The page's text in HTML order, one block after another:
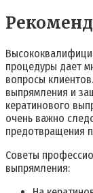
процедуры дает
вопросы
выпрямления и
кератинового
очень важно
предотвращения
Советы
выпрямления: